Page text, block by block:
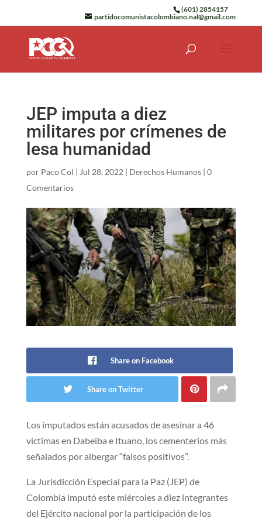
(601) 2854157
partidocomunistacolombiano.nal@gmail.com
JEP imputa a diez
militares por crímenes de
lesa humanidad
por Paco Col | Jul 28, 2022 | Derechos Humanos| 0
Comentarios
Share on Facebook
Share on Twitter
Los imputados están acusados de asesinar a 46
víctimas en Dabeiba e Ituano, los cementerios más
señalados por albergar “falsos positivos”.
La Jurisdicción Especial para la Paz (JEP) de
Colombia imputó este miércoles a diez integrantes
del Ejército nacional por la participación de los